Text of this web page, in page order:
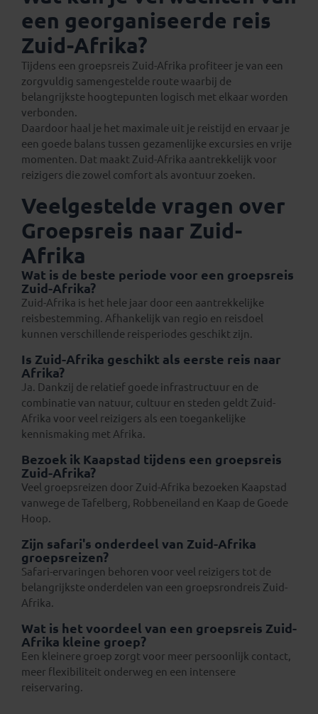
een georganiseerde reis
Zuid-Afrika?
Tijdens een groepsreis Zuid-Afrika profiteer je van een
zorgvuldig samengestelde route waarbij de
belangrijkste hoogtepunten logisch met elkaar worden
verbonden.
Daardoor haal je het maximale uit je reistijd en ervaar je
een goede balans tussen gezamenlijke excursies en vrije
momenten. Dat maakt Zuid-Afrika aantrekkelijk voor
reizigers die zowel comfort als avontuur zoeken.
Veelgestelde vragen over
Groepsreis naar Zuid-
Afrika
Wat is de beste periode voor een groepsreis
Zuid-Afrika?
Zuid-Afrika is het hele jaar door een aantrekkelijke
reisbestemming. Afhankelijk van regio en reisdoel
kunnen verschillende reisperiodes geschikt zijn.
Is Zuid-Afrika geschikt als eerste reis naar
Afrika?
Ja. Dankzij de relatief goede infrastructuur en de
combinatie van natuur, cultuur en steden geldt Zuid-
Afrika voor veel reizigers als een toegankelijke
kennismaking met Afrika.
Bezoek ik Kaapstad tijdens een groepsreis
Zuid-Afrika?
Veel groepsreizen door Zuid-Afrika bezoeken Kaapstad
vanwege de Tafelberg, Robbeneiland en Kaap de Goede
Hoop.
Zijn safari's onderdeel van Zuid-Afrika
groepsreizen?
Safari-ervaringen behoren voor veel reizigers tot de
belangrijkste onderdelen van een groepsrondreis Zuid-
Afrika.
Wat is het voordeel van een groepsreis Zuid-
Afrika kleine groep?
Een kleinere groep zorgt voor meer persoonlijk contact,
meer flexibiliteit onderweg en een intensere
reiservaring.